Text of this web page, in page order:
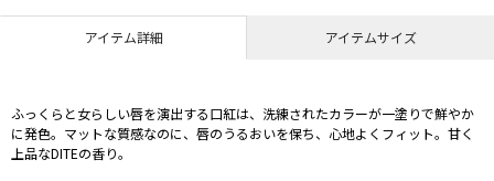
アイテム詳細 アイテムサイズ
ふっくらと女らしい唇を演出する口紅は、洗練されたカラーが一塗りで鮮やか
に発色。マットな質感なのに、唇のうるおいを保ち、心地よくフィット。甘く
上品なDITEの香り。